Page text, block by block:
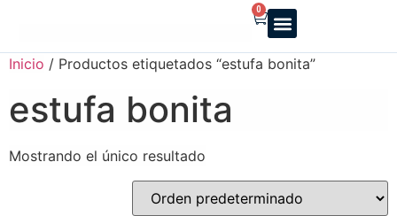
0
Inicio / Productos etiquetados “estufa bonita”
estufa bonita
Mostrando el único resultado